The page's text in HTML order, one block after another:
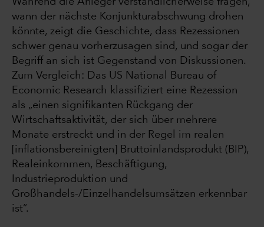
wann der nächste Konjunkturabschwung drohen
könnte, zeigt die Geschichte, dass Rezessionen
schwer genau vorherzusagen sind, und sogar der
Begriff an sich ist Gegenstand von Diskussionen.
Zum Vergleich: Das US National Bureau of
Economic Research klassifiziert eine Rezession
als „einen signifikanten Rückgang der
Wirtschaftsaktivität, der sich über mehrere
Monate erstreckt und in der Regel im realen
[inflationsbereinigten] Bruttoinlandsprodukt (BIP),
Realeinkommen, Beschäftigung,
Industrieproduktion und
Großhandels-/Einzelhandelsumsätzen erkennbar
ist“.